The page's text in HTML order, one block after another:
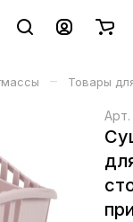
– Товары
Арт.